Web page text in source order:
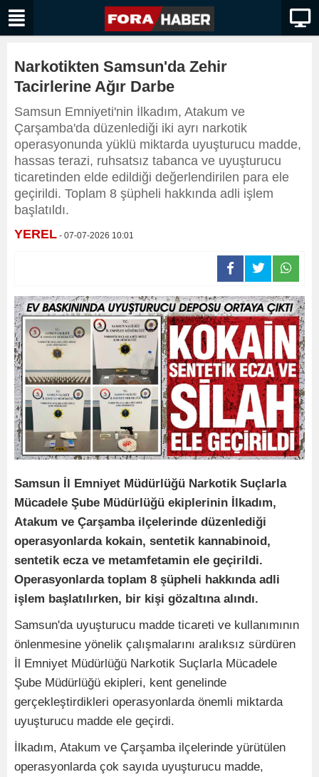
Narkotikten Samsun'da Zehir
Tacirlerine Ağır Darbe
Samsun Emniyeti'nin İlkadım, Atakum ve
Çarşamba'da düzenlediği iki ayrı narkotik
operasyonunda yüklü miktarda uyuşturucu madde,
hassas terazi, ruhsatsız tabanca ve uyuşturucu
ticaretinden elde edildiği değerlendirilen para ele
geçirildi. Toplam 8 şüpheli hakkında adli işlem
başlatıldı.
YEREL - 07-07-2026 10:01
Samsun İl Emniyet Müdürlüğü Narkotik Suçlarla
Mücadele Şube Müdürlüğü ekiplerinin İlkadım,
Atakum ve Çarşamba ilçelerinde düzenlediği
operasyonlarda kokain, sentetik kannabinoid,
sentetik ecza ve metamfetamin ele geçirildi.
Operasyonlarda toplam 8 şüpheli hakkında adli
işlem başlatılırken, bir kişi gözaltına alındı.
Samsun'da uyuşturucu madde ticareti ve kullanımının
önlenmesine yönelik çalışmalarını aralıksız sürdüren
İl Emniyet Müdürlüğü Narkotik Suçlarla Mücadele
Şube Müdürlüğü ekipleri, kent genelinde
gerçekleştirdikleri operasyonlarda önemli miktarda
uyuşturucu madde ele geçirdi.
İlkadım, Atakum ve Çarşamba ilçelerinde yürütülen
operasyonlarda çok sayıda uyuşturucu madde,